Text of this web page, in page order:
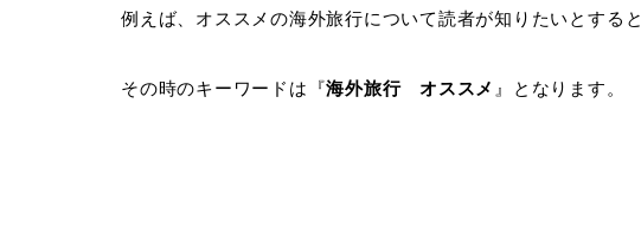
例えば、 オススメの海外旅行について読者が知りたいとすると
その時のキーワードは『海外旅行 オススメ 』となります。